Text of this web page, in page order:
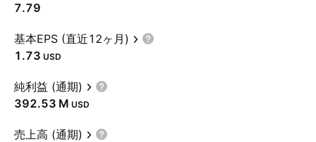
7.79
基本EPS (直近12ヶ月)
1.73 USD
純利益 (通期)
‪392.53 M‬ USD
売上高 (通期)